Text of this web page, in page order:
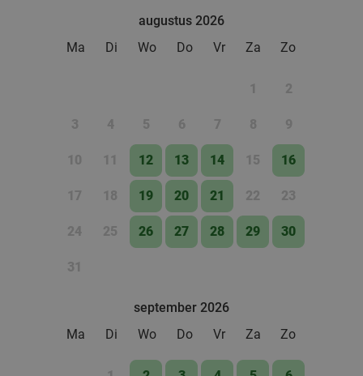
augustus 2026
Ma
Di Wo Do Vr Za Zo
1 2
3 4 5 6 7 8 9
10 11 12 13 14 15 16
17 18 19 20 21 22 23
24 25 26 27 28 29 30
31
september 2026
Ma
Di Wo Do Vr Za Zo